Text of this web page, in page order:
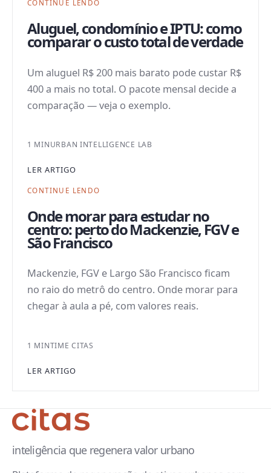
CONTINUE LENDO
Aluguel, condomínio e IPTU: como
comparar o custo total de verdade
Um aluguel R$ 200 mais barato pode custar R$
400 a mais no total. O pacote mensal decide a
comparação — veja o exemplo.
1 MINURBAN INTELLIGENCE LAB
LER ARTIGO
CONTINUE LENDO
Onde morar para estudar no
centro: perto do Mackenzie, FGV e
São Francisco
Mackenzie, FGV e Largo São Francisco ficam
no raio do metrô do centro. Onde morar para
chegar à aula a pé, com valores reais.
1 MINTIME CITAS
LER ARTIGO
inteligência que regenera valor urbano